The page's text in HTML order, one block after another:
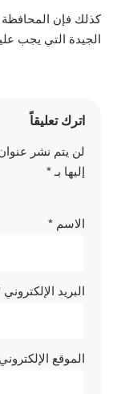
كذلك فإن المحافظة
الجيدة التي يجب
اترك تعليقاً
لن يتم نشر
إليها بـ*
الاسم *
البريد الإلكتروني
الموقع الإلكتروني